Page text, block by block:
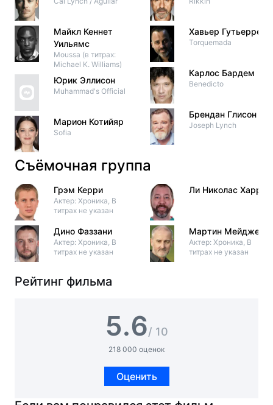
Майкл Кеннет
Уильямс
Moussa (в титрах:
Michael K. Williams)
Юрик Эллисон
Muhammad's Official
Марион Котийяр
Sofia
Хавьер Гутьеррес
Torquemada
Карлос Бардем
Benedicto
Брендан Глисон
Joseph Lynch
Съёмочная группа
Грэм Керри
Актер: Хроника, В
титрах не указан
Дино Фаззани
Актер: Хроника, В
титрах не указан
Ли Николас Харрис
Мартин Мейджер
Актер: Хроника, В
титрах не указан
Рейтинг фильма
5.6/ 10
218 000 оценок
Оценить